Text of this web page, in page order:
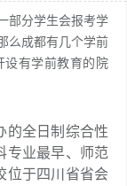
分学生会报考学
么成都有几个学前
设有学前教育的院
全日制综合性
专业最早、师范
位于四川省省会